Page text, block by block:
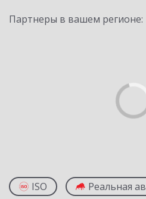
Партнеры в вашем регионе:
ISO Реальная